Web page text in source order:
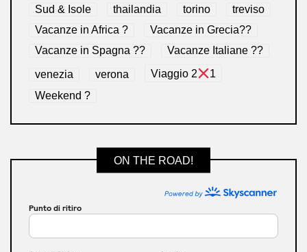
Sud & Isole
thailandia torino
treviso
Vacanze in Africa ?
Vacanze in Grecia??
Vacanze in Spagna ??
Vacanze Italiane ??
venezia verona Viaggio 2
1
Weekend ?
ON THE ROAD!